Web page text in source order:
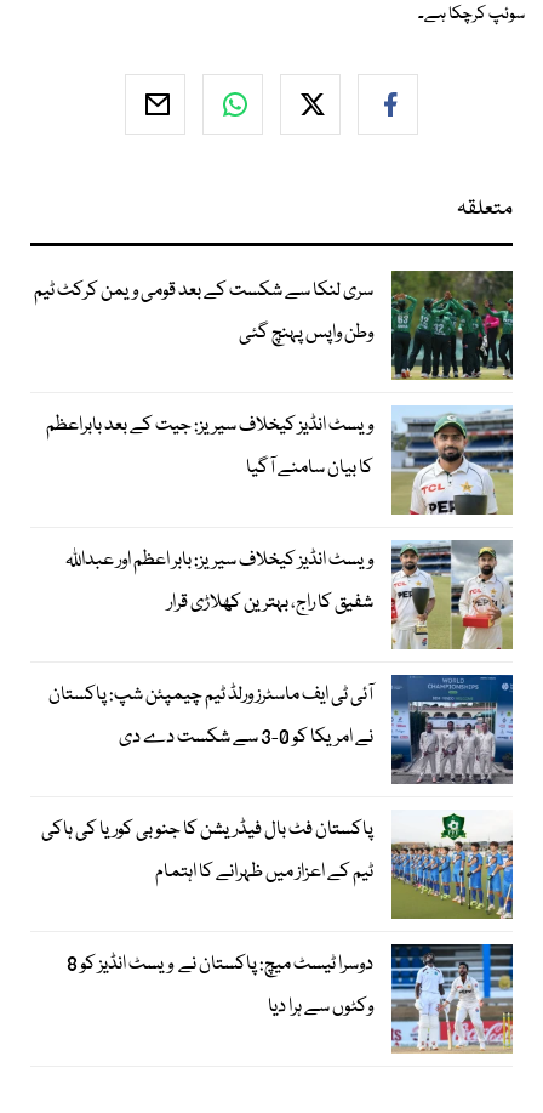
سوئپ کرچکا ہے۔
متعلقہ
سری لنکا سے شکست کے بعد قومی ویمن کرکٹ ٹیم
وطن واپس پہنچ گئی
ویسٹ انڈیز کیخلاف سیریز: جیت کے بعد بابراعظم
کا بیان سامنے آگیا
ویسٹ انڈیز کیخلاف سیریز: بابر اعظم اور عبداللہ
شفیق کا راج، بہترین کھلاڑی قرار
آئی ٹی ایف ماسٹرز ورلڈ ٹیم چیمپئن شپ: پاکستان
نے امریکا کو 0-3 سے شکست دے دی
پاکستان فٹ بال فیڈریشن کا جنوبی کوریا کی ہاکی
ٹیم کے اعزاز میں ظہرانے کا اہتمام
دوسرا ٹیسٹ میچ: پاکستان نے ویسٹ انڈیز کو 8
وکٹوں سے ہرا دیا